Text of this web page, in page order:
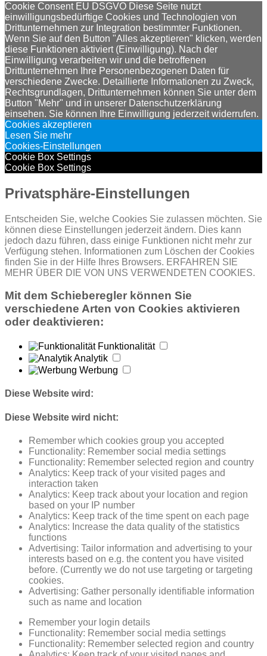
Cookie Consent EU DSGVO Diese Seite nutzt
einwilligungsbedürftige Cookies und Technologien von
Drittunternehmen zur Integration bestimmter Funktionen.
Wenn Sie auf den Button "Alles akzeptieren" klicken, werden
diese Funktionen aktiviert (Einwilligung). Nach der
Einwilligung verarbeiten wir und die betroffenen
Drittunternehmen Ihre Personenbezogenen Daten für
verschiedene Zwecke. Detaillierte Informationen zu Zweck,
Rechtsgrundlagen, Drittunternehmen können Sie unter dem
Button "Mehr" und in unserer Datenschutzerklärung
einsehen. Sie können Ihre Einwilligung jederzeit widerrufen.
Cookies akzeptieren
Lesen Sie mehr
Cookies-Einstellungen
Cookie Box Settings
Cookie Box Settings
Privatsphäre-Einstellungen
Entscheiden Sie, welche Cookies Sie zulassen möchten. Sie
können diese Einstellungen jederzeit ändern. Dies kann
jedoch dazu führen, dass einige Funktionen nicht mehr zur
Verfügung stehen. Informationen zum Löschen der Cookies
finden Sie in der Hilfe Ihres Browsers. ERFAHREN SIE
MEHR ÜBER DIE VON UNS VERWENDETEN COOKIES.
Mit dem Schieberegler können Sie
verschiedene Arten von Cookies aktivieren
oder deaktivieren:
Funktionalität
Analytik
Werbung
Diese Website wird:
Diese Website wird nicht:
Remember which cookies group you accepted
Functionality: Remember social media settings
Functionality: Remember selected region and country
Analytics: Keep track of your visited pages and
interaction taken
Analytics: Keep track about your location and region
based on your IP number
Analytics: Keep track of the time spent on each page
Analytics: Increase the data quality of the statistics
functions
Advertising: Tailor information and advertising to your
interests based on e.g. the content you have visited
before. (Currently we do not use targeting or targeting
cookies.
Advertising: Gather personally identifiable information
such as name and location
Remember your login details
Functionality: Remember social media settings
Functionality: Remember selected region and country